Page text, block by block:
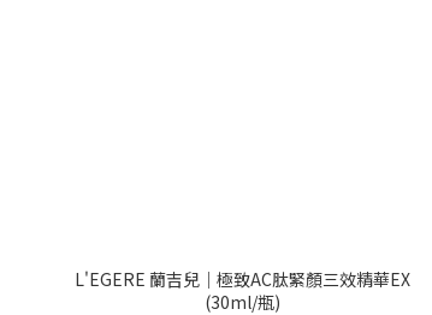
L'EGERE 蘭吉兒｜極致AC肽緊顏三效精華EX
(30ml/瓶)